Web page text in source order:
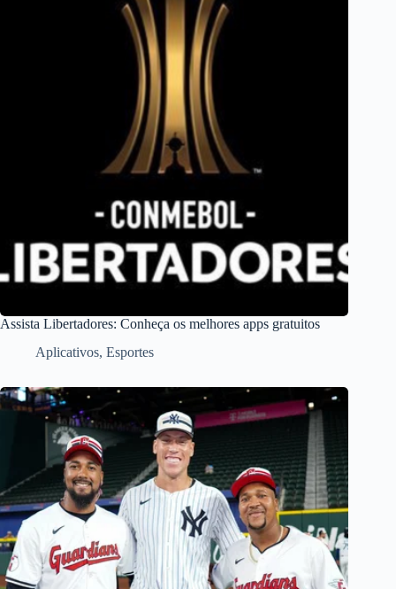
Assista Libertadores: Conheça os melhores apps gratuitos
Aplicativos, Esportes